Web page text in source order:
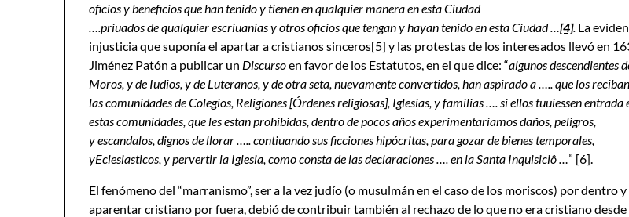
oficios y beneficios que han tenido y tienen en qualquier manera en esta Ciudad
….priuados de qualquier escriuanias y otros oficios que tengan y hayan tenido en esta Ciudad …[4]. La
injusticia que suponía el apartar a cristianos sinceros[5] y las protestas de los interesados llevó en
Jiménez Patón a publicar un Discursoen favor de los Estatutos, en el que dice: “algunos descendientes
Moros, y de Iudios, y de Luteranos, y de otra seta, nuevamente convertidos, han aspirado a ….. que los
las comunidades de Colegios, Religiones [Órdenes religiosas], Iglesias, y familias …. si ellos tuuiessen entrada
estas comunidades, que les estan prohibidas, dentro de pocos años experimentaríamos daños, peligros,
y escandalos, dignos de llorar ….. contiuando sus ficciones hipócritas, para gozar de bienes temporales,
yEclesiasticos, y pervertir la Iglesia, como consta de las declaraciones …. en la Santa Inquisiciô …” [6].
El fenómeno del “marranismo”, ser a la vez judío (o musulmán en el caso de los moriscos) por dentro y
aparentar cristiano por fuera, debió de contribuir también al rechazo de lo que no era cristiano desde